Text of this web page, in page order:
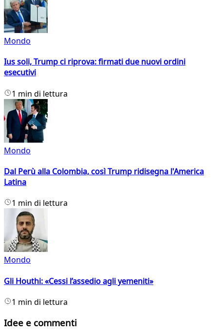
Mondo
Ius soli, Trump ci riprova: firmati due nuovi ordini
esecutivi
1 min di lettura
Mondo
Dal Perù alla Colombia, così Trump ridisegna l'America
Latina
1 min di lettura
Mondo
Gli Houthi: «Cessi l’assedio agli yemeniti»
1 min di lettura
Idee e commenti